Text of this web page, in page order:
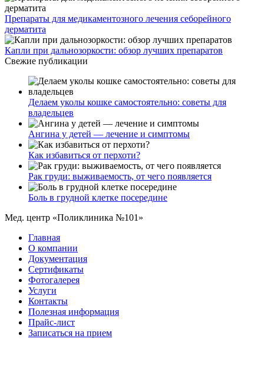
Препараты для медикаментозного лечения себорейного
дерматита
Капли при дальнозоркости: обзор лучших препаратов
Свежие публикации
Делаем уколы кошке самостоятельно: советы для
владельцев
Ангина у детей — лечение и симптомы
Как избавиться от перхоти?
Рак груди: выживаемость, от чего появляется
Боль в грудной клетке посередине
Мед. центр «Поликлиника №101»
Главная
О компании
Документация
Сертификаты
Фотогалерея
Услуги
Контакты
Полезная информация
Прайс-лист
Записаться на прием